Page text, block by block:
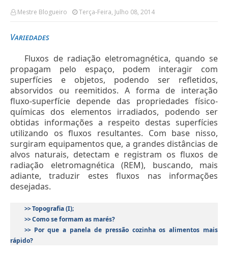
Mestre Blogueiro Terça-Feira, Julho 08, 2014
Variedades
Fluxos de radiação eletromagnética, quando se
propagam pelo espaço, podem interagir com
superfícies e objetos, podendo ser refletidos,
absorvidos ou reemitidos. A forma de interação
fluxo-superfície depende das propriedades físico-
químicas dos elementos irradiados, podendo ser
obtidas informações a respeito destas superfícies
utilizando os fluxos resultantes. Com base nisso,
surgiram equipamentos que, a grandes distâncias de
alvos naturais, detectam e registram os fluxos de
radiação eletromagnética (REM), buscando, mais
adiante, traduzir estes fluxos nas informações
desejadas.
>>Topografia (I);
>>Como se formam as marés?
>>Por que a panela de pressão cozinha os alimentos mais
rápido?